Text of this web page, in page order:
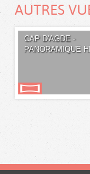
AUTRES
CAP D'AGDE -
PANORAMIQUE